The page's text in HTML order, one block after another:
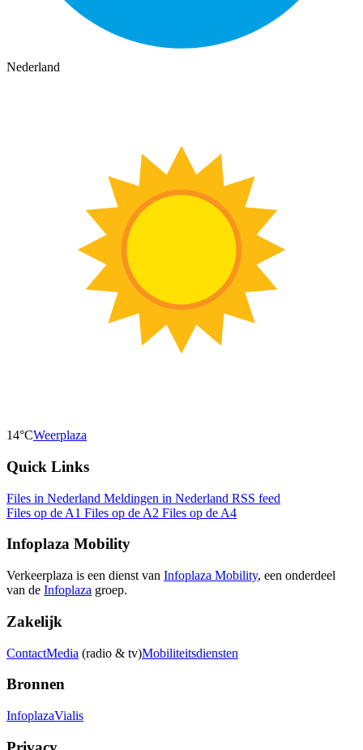
Nederland
14°CWeerplaza
Quick Links
Files in Nederland Meldingen in Nederland RSS feed
Files op de A1 Files op de A2 Files op de A4
Infoplaza Mobility
Verkeerplaza is een dienst van Infoplaza Mobility, een onderdeel
van de Infoplaza groep.
Zakelijk
ContactMedia (radio & tv)Mobiliteitsdiensten
Bronnen
InfoplazaVialis